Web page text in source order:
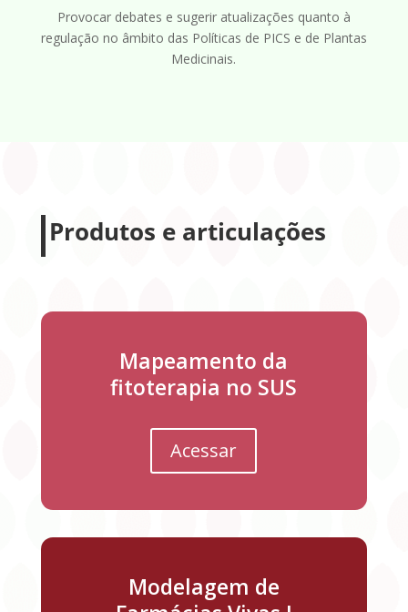
Provocar debates e sugerir atualizações quanto à
regulação no âmbito das Políticas de PICS e de Plantas
Medicinais.
Produtos e articulações
Mapeamento da
fitoterapia no SUS
Acessar
Modelagem de